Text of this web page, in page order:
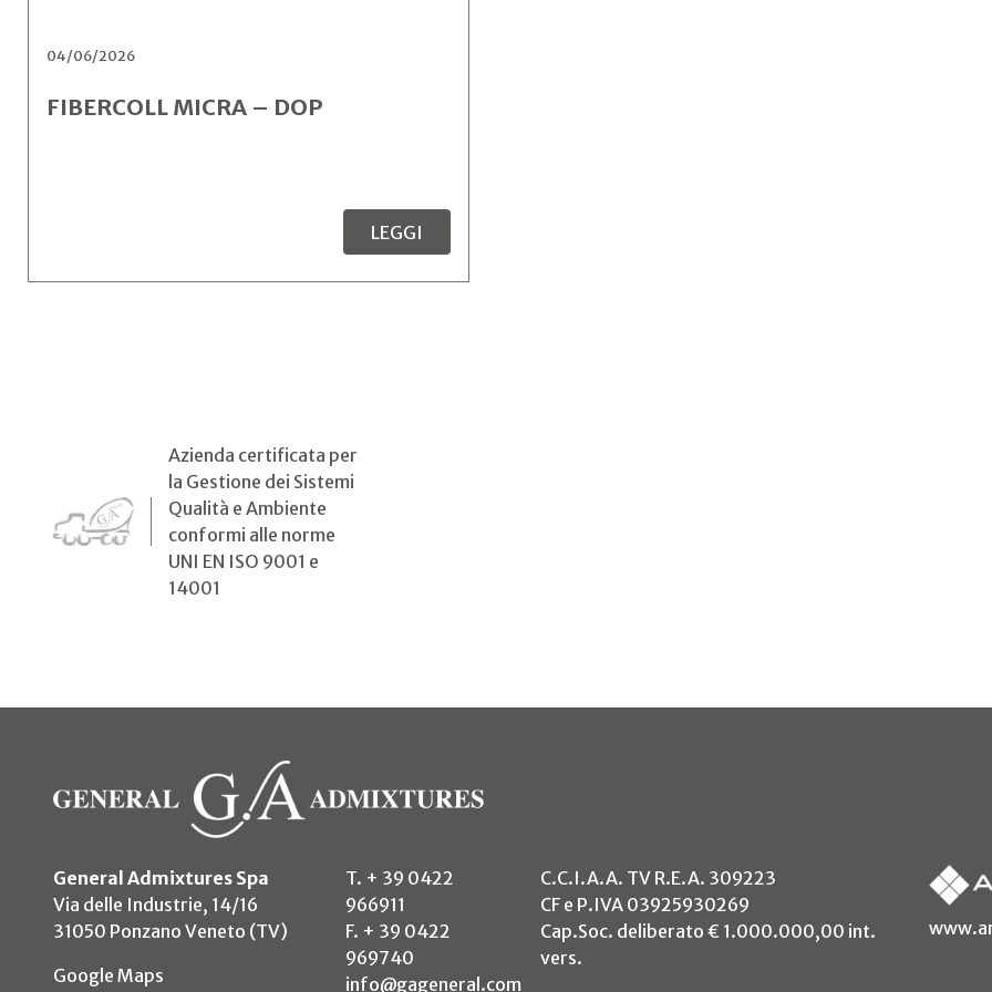
04/06/2026
FIBERCOLL MICRA – DOP
LEGGI
Azienda certificata per
la Gestione dei Sistemi
Qualità e Ambiente
conformi alle norme
UNI EN ISO 9001 e
14001
General Admixtures Spa
Via delle Industrie, 14/16
31050 Ponzano Veneto (TV)
Google Maps (si apre in un nuovo tab)
T. + 39 0422
966911
F. + 39 0422
969740
info@gageneral.com
C.C.I.A.A. TV R.E.A. 309223
CF e P.IVA 03925930269
Cap.Soc. deliberato € 1.000.000,00 int.
vers.